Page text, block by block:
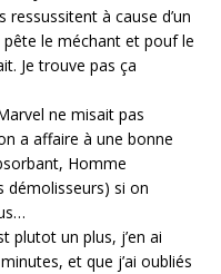
à cause d’un
le méchant et pouf le
Je trouve pas ça
ne misait pas
a affaire à une bonne
Homme
démolisseurs) si on
plutot un plus, j’en ai
et que j’ai oubliés